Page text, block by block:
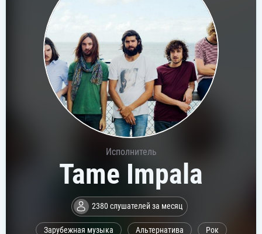
Исполнитель
Tame Impala
2380 слушателей за месяц
Зарубежная музыка Альтернатива
Рок